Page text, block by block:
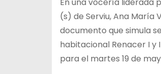
(s) de Serviu, Ana María
documento que simula
habitacional Renacer I y
para el martes 19 de